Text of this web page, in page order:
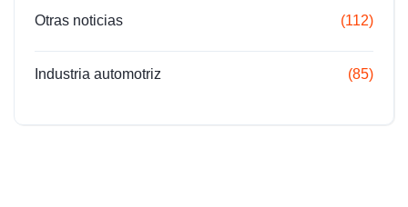
Otras noticias (112)
Industria automotriz (85)